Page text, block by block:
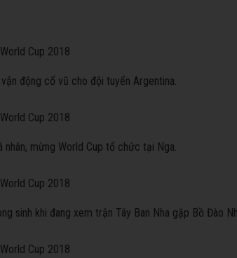
động cổ vũ cho đội tuyển Argentina.
mừng World Cup tổ chức tại Nga.
sinh khi đang xem trận Tây Ban Nha gặp Bồ Đào